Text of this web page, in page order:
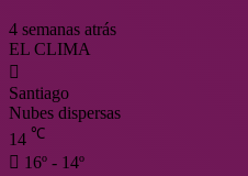
4 semanas atrás
EL CLIMA
Santiago
Nubes dispersas
14 ℃
16º - 14º